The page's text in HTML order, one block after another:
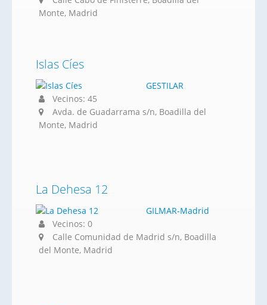
Monte, Madrid
Islas Cíes
GESTILAR
Vecinos: 45
Avda. de Guadarrama s/n, Boadilla del
Monte, Madrid
La Dehesa 12
GILMAR-Madrid
Vecinos: 0
Calle Comunidad de Madrid s/n, Boadilla
del Monte, Madrid